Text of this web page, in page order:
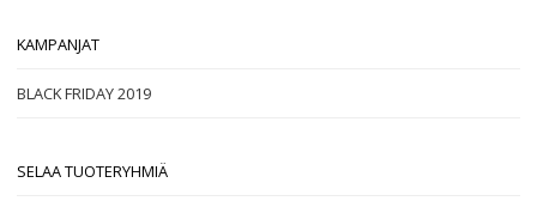
KAMPANJAT
BLACK FRIDAY 2019
SELAA TUOTERYHMIÄ